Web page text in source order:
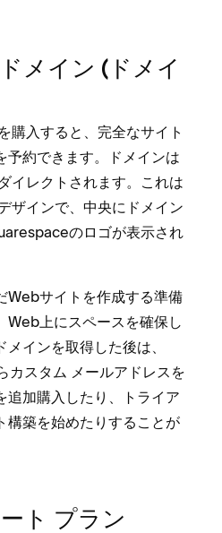
メイン (⁠ドメイ
購入すると⁠、完全なサイト
予約できます⁠。ドメインは
イレクトされます⁠。これは
ザインで⁠、中央にドメイン
のロゴが表示され
Webサイトを作成する準備
Web上にスペ⁠ースを確保し
インを取得した後は⁠、
スタム メ⁠ールアドレスを
追加購入したり⁠、トライア
構築を始めたりすることが
ト プラン